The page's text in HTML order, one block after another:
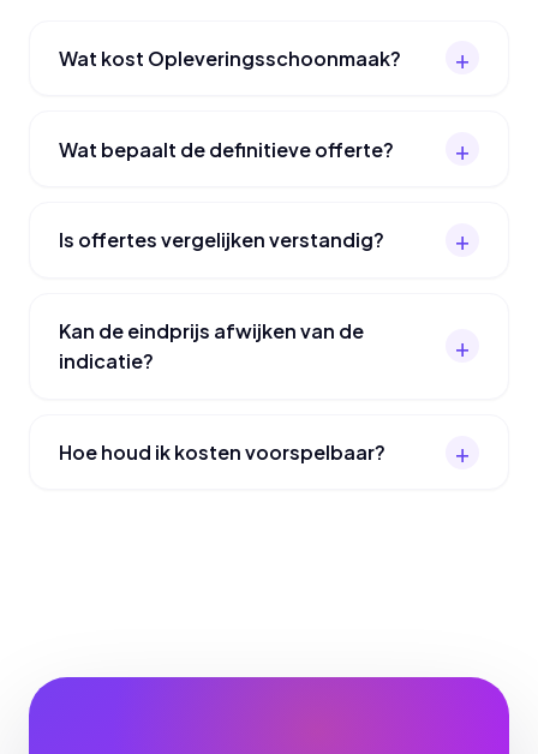
Wat kost Opleveringsschoonmaak?
Wat bepaalt de definitieve offerte?
Is offertes vergelijken verstandig?
Kan de eindprijs afwijken van de
indicatie?
Hoe houd ik kosten voorspelbaar?